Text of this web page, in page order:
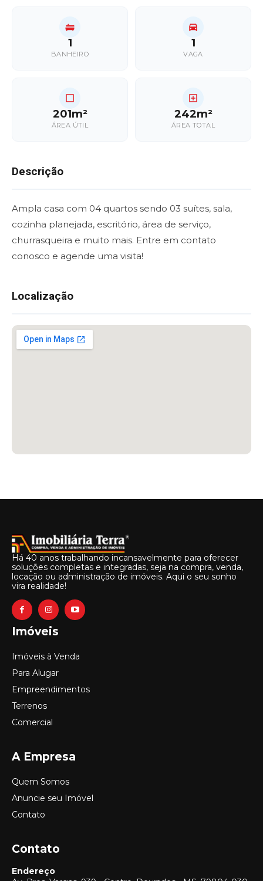
1
BANHEIRO
1
VAGA
201m²
ÁREA ÚTIL
242m²
ÁREA TOTAL
Descrição
Ampla casa com 04 quartos sendo 03 suítes, sala,
cozinha planejada, escritório, área de serviço,
churrasqueira e muito mais. Entre em contato
conosco e agende uma visita!
Localização
Há 40 anos trabalhando incansavelmente para oferecer
soluções completas e integradas, seja na compra, venda,
locação ou administração de imóveis. Aqui o seu sonho
vira realidade!
Imóveis
Imóveis à Venda
Para Alugar
Empreendimentos
Terrenos
Comercial
A Empresa
Quem Somos
Anuncie seu Imóvel
Contato
Contato
Endereço